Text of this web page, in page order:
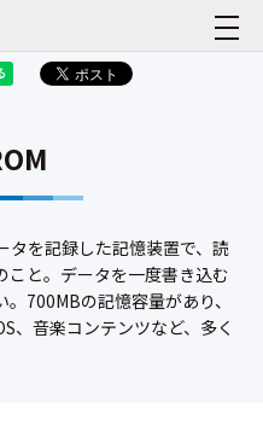
タを記録した記憶装置で、読
こと。データを一度書き込む
700MBの記憶容量があり、
、音楽コンテンツなど、多く